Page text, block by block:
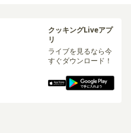
クッキングLiveアプ
リ
ライブを見るなら今
すぐダウンロード！